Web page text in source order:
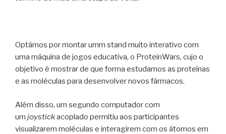
Optámos por montar umm stand muito interativo com
uma máquina de jogos educativa, o ProteinWars, cujo o
objetivo é mostrar de que forma estudamos as proteínas
e as moléculas para desenvolver novos fármacos.
Além disso, um segundo computador com
um joystickacoplado permitiu aos participantes
visualizarem moléculas e interagirem com os átomos em